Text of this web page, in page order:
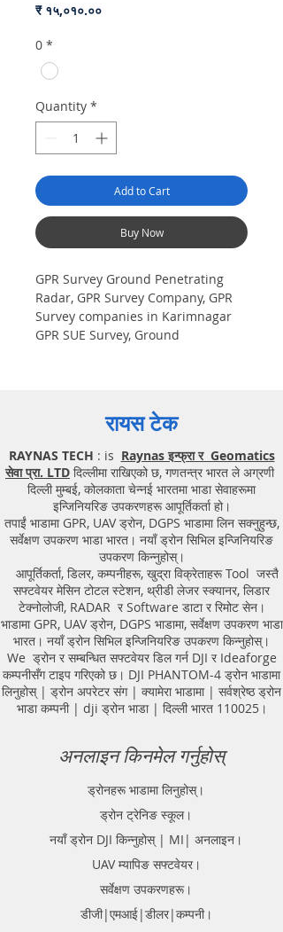
₹ १५,०१०.००Price
0 *
Quantity *
Add to Cart
Buy Now
GPR Survey Ground Penetrating
Radar, GPR Survey Company, GPR
Survey companies in Karimnagar
GPR SUE Survey, Ground
India GPR SUE (Ground Penetrating
Radar) Geo scanning Survey
Sub-Surface Utility Scanner
|Locator, Equipment. Instrument,
GPR Survey machine in Telangana,
.Ground Penetrating Radar
Equipment. GPR Survey companies
in Gaya, Ground Penetrating Radar,
| RAYNAS | TECH. GPR SUE Survey,
Ground Penetrating Radar Provider
Companies Survey,Underground
Utility Scanner Locator
Mapping.GPR(Ground Penetrating
Radar) Survey Provider . We
provide consolidated complete
solution to create detailed digital
lines in GIS platform.This exercise
helps in detection of buried
utilities (pipes, cables, etc.) for
excavation planning and damage
avoidance. Ground Penetrating
Radar Provider Companies Survey,
Underground Utility Scanner
Locator Mapping. India
GPR(Ground Penetrating Radar)
Survey Provider. We provide
रायस टेक
RAYNAS TECH : is Raynas इन्फ्रा र Geomatics
सेवा प्रा. LTD दिल्लीमा राखिएको छ, गणतन्त्र भारत ले अग्रणी
दिल्ली मुम्बई, कोलकाता चेन्नई भारतमा भाडा सेवाहरूमा
इन्जिनियरिङ उपकरणहरू आपूर्तिकर्ता हो।
तपाईं भाडामा GPR, UAV ड्रोन, DGPS भाडामा लिन सक्नुहुन्छ,
सर्वेक्षण उपकरण भाडा भारत। नयाँ ड्रोन सिभिल इन्जिनियरिङ
उपकरण किन्नुहोस्।
आपूर्तिकर्ता, डिलर, कम्पनीहरू, खुद्रा विक्रेताहरू Tool जस्तै
सफ्टवेयर मेसिन टोटल स्टेशन, थ्रीडी लेजर स्क्यानर, लिडार
टेक्नोलोजी, RADAR र Software डाटा र रिमोट सेन।
भाडामा GPR, UAV ड्रोन, DGPS भाडामा, सर्वेक्षण उपकरण भाडा
भारत। नयाँ ड्रोन सिभिल इन्जिनियरिङ उपकरण किन्नुहोस्।
We ड्रोन र सम्बन्धित सफ्टवेयर डिल गर्न DJI र Ideaforge
कम्पनीसँग टाइप गरिएको छ। DJI PHANTOM-4 ड्रोन भाडामा
लिनुहोस् | ड्रोन अपरेटर संग | क्यामेरा भाडामा | सर्वश्रेष्ठ ड्रोन
भाडा कम्पनी | dji ड्रोन भाडा | दिल्ली भारत 110025।
अनलाइन किनमेल गर्नुहोस्
ड्रोनहरू भाडामा लिनुहोस्।
ड्रोन ट्रेनिङ स्कूल।
नयाँ ड्रोन DJI किन्नुहोस् | MI| अनलाइन।
UAV म्यापिङ सफ्टवेयर।
सर्वेक्षण उपकरणहरू।
डीजी|एमआई|डीलर|कम्पनी।